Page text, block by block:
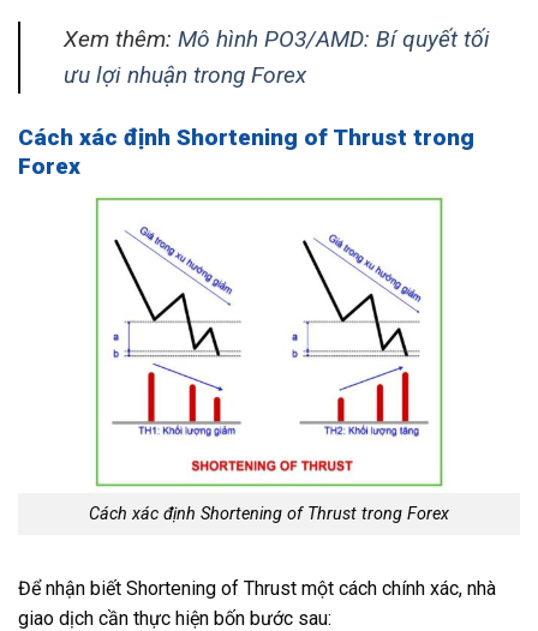
Xem thêm: Mô hình PO3/AMD: Bí quyết tối
ưu lợi nhuận trong Forex
Cách xác định Shortening of Thrust trong
Forex
Cách xác định Shortening of Thrust trong Forex
Để nhận biết Shortening of Thrust một cách chính xác, nhà
giao dịch cần thực hiện bốn bước sau: